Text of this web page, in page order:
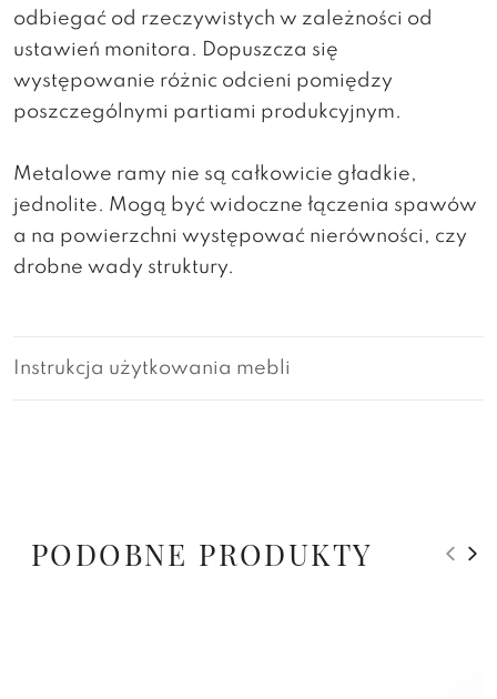
odbiegać od rzeczywistych w zależności od
ustawień monitora. Dopuszcza się
występowanie różnic odcieni pomiędzy
poszczególnymi partiami produkcyjnym.
Metalowe ramy nie są całkowicie gładkie,
jednolite. Mogą być widoczne łączenia spawów
a na powierzchni występować nierówności, czy
drobne wady struktury.
Instrukcja użytkowania mebli
PODOBNE PRODUKTY